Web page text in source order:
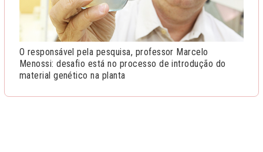
O responsável pela pesquisa, professor Marcelo
Menossi: desafio está no processo de introdução do
material genético na planta